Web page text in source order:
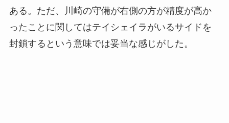
ある。ただ、川崎の守備が右側の方が精度が高か
ったことに関してはテイシェイラがいるサイドを
封鎖するという意味では妥当な感じがした。